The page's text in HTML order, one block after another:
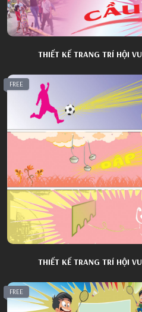
THIẾT KẾ TRANG TRÍ HỘI
FREE
THIẾT KẾ TRANG TRÍ HỘI
FREE